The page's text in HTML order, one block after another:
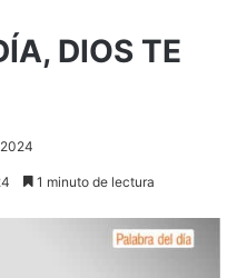
DIOS TE
1 minuto de lectura